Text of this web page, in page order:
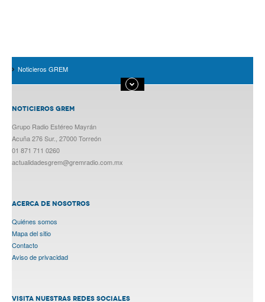
Noticieros GREM
NOTICIEROS GREM
Grupo Radio Estéreo Mayrán
Acuña 276 Sur., 27000 Torreón
01 871 711 0260
actualidadesgrem@gremradio.com.mx
ACERCA DE NOSOTROS
Quiénes somos
Mapa del sitio
Contacto
Aviso de privacidad
VISITA NUESTRAS REDES SOCIALES